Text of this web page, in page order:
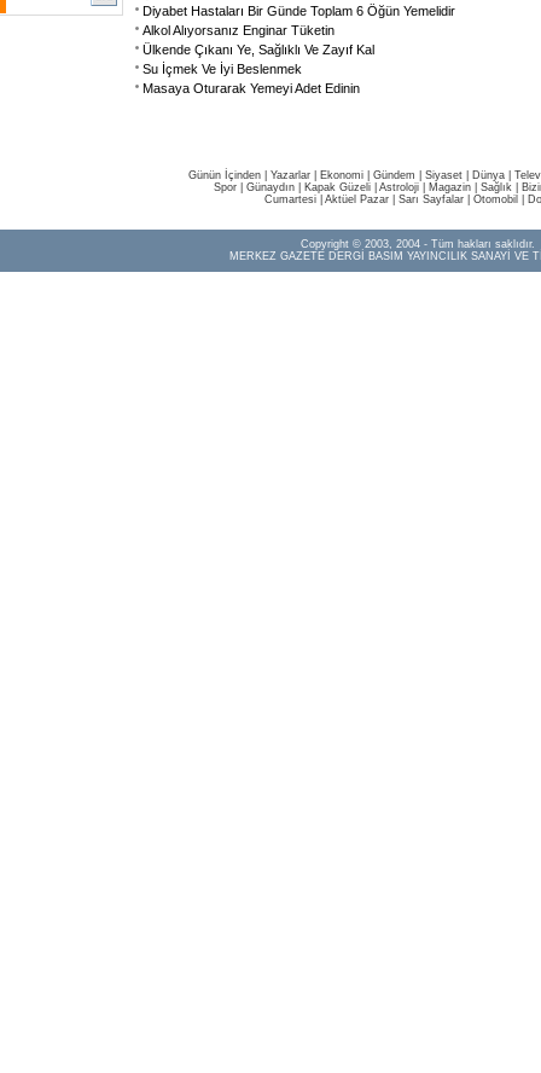
Diyabet Hastaları Bir Günde Toplam 6 Öğün Yemelidir
Alkol Alıyorsanız Enginar Tüketin
Ülkende Çıkanı Ye, Sağlıklı Ve Zayıf Kal
Su İçmek Ve İyi Beslenmek
Masaya Oturarak Yemeyi Adet Edinin
Günün İçinden Yazarlar Ekonomi Gündem Siyaset Dünya |
Spor
Günaydın Kapak Güzeli Astroloji Magazin Sağlık
Cumartesi| Aktüel Pazar| Sarı Sayfalar| Otomobil
Copyright © 2003, 2004 - Tüm hakları saklıdır.
MERKEZ GAZETE DERGİ BASIM YAYINCILIK SANAYİ VE